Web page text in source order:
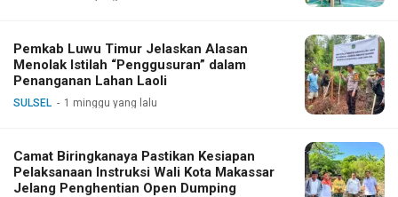
Pemkab Luwu Timur Jelaskan Alasan
Menolak Istilah “Penggusuran” dalam
Penanganan Lahan Laoli
SULSEL 1 minggu yang lalu
Camat Biringkanaya Pastikan Kesiapan
Pelaksanaan Instruksi Wali Kota Makassar
Jelang Penghentian Open Dumping